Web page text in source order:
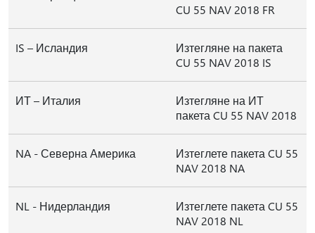
CU 55 NAV 2018 FR
IS – Исландия
Изтегляне на пакета
CU 55 NAV 2018 IS
ИТ – Италия
Изтегляне на ИТ
пакета CU 55 NAV 2018
NA - Северна Америка
Изтеглете пакета CU 55
NAV 2018 NA
NL - Нидерландия
Изтеглете пакета CU 55
NAV 2018 NL